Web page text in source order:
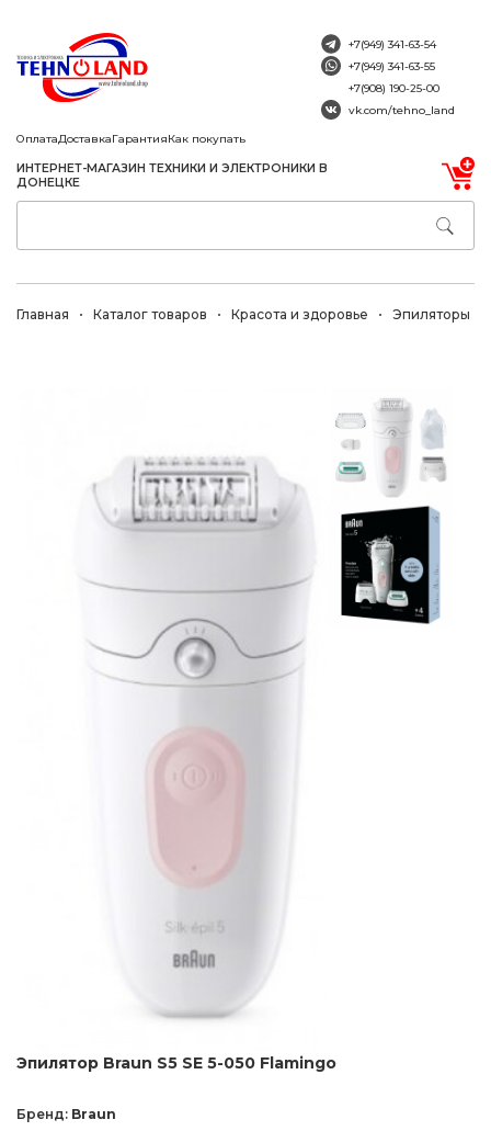
ОплатаДоставкаГарантияКак покупать
ИНТЕРНЕТ-МАГАЗИН ТЕХНИКИ И ЭЛЕКТРОНИКИ В
ДОНЕЦКЕ
+7(949) 341-63-54
+7(949) 341-63-55
+7(908) 190-25-00
vk.com/tehno_land
Главная Каталог товаров Красота и здоровье Эпиляторы
Эпилятор Braun S5 SE 5-050 Flamingo
Бренд: Braun